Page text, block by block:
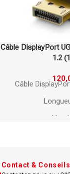
Câble HDMI
m
141,00DH
UGREEN Câble
Résolution 4K
pur pour signal stable.
Contact & Conseils